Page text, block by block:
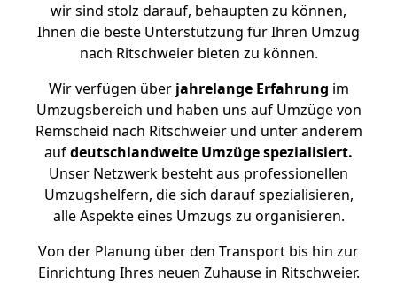
wir sind stolz darauf, behaupten zu können,
Ihnen die beste Unterstützung für Ihren Umzug
nach Ritschweier bieten zu können.
Wir verfügen überjahrelange Erfahrung im
Umzugsbereich und haben uns auf Umzüge von
Remscheid nach Ritschweier und unter anderem
aufdeutschlandweite Umzüge spezialisiert.
Unser Netzwerk besteht aus professionellen
Umzugshelfern, die sich darauf spezialisieren,
alle Aspekte eines Umzugs zu organisieren.
Von der Planung über den Transport bis hin zur
Einrichtung Ihres neuen Zuhause in Ritschweier.